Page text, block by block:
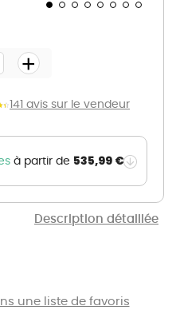
Description détaillée
141 avis sur le vendeur
+
à partir de 535,99 €
une liste de favoris